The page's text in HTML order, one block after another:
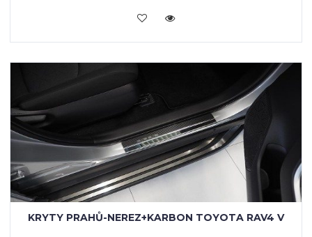
KOUPIT
KRYTY PRAHŮ-NEREZ+KARBON TOYOTA RAV4 V